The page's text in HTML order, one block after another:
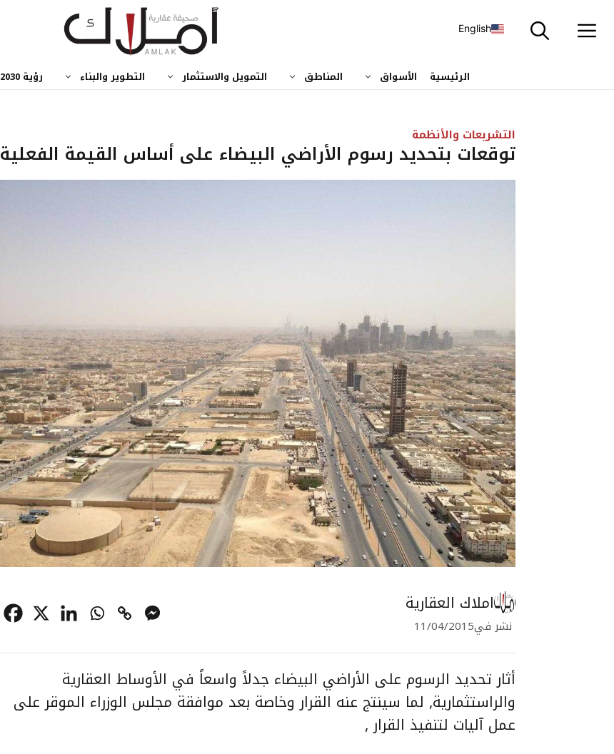
إلى
English
الرئيسية الأسواق المناطق التمويل والاستثمار التطوير والبناء رؤية 2030
التشريعات والأنظمة
توقعات بتحديد رسوم الأراضي البيضاء على أساس القيمة الفعلية
املاك العقارية
نشر في11/04/2015
أثار تحديد الرسوم على الأراضي البيضاء جدلاً واسعاً في الأوساط العقارية
والراستثمارية, لما سينتج عنه القرار وخاصة بعد موافقة مجلس الوزراء الموقر على
عمل آليات لتنفيذ القرار ,